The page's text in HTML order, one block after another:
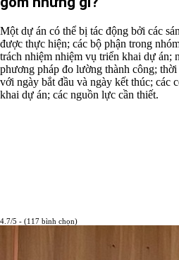
Một dự án có thể bị tác động bởi các
được thực hiện; các bộ phận trong
trách nhiệm nhiệm vụ triển khai dự án;
phương pháp đo lường thành công;
với ngày bắt đầu và ngày kết thúc; các
khai dự án; các nguồn lực cần thiết.
4.7/5 - (117 bình chọn)